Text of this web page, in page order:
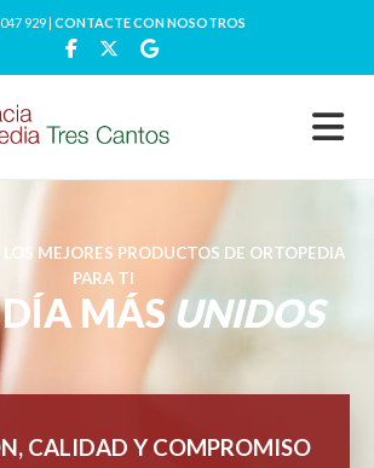
929 | CONTACTE CON NOSOTROS
MEJORES PRODUCTOS DE ORTOPEDIA
PARA TI
MÁSUNIDOS
CALIDAD Y COMPROMISO